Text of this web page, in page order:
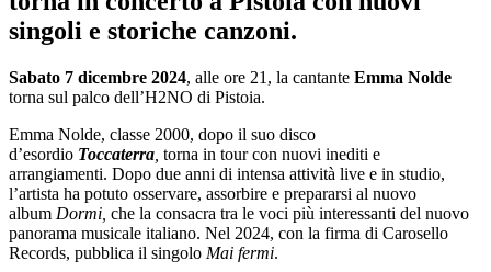
singoli e storiche canzoni.
Sabato 7 dicembre 2024, alle ore 21, la cantante Emma Nolde
torna sul palco dell’H2NO di Pistoia.
Emma Nolde, classe 2000, dopo il suo disco
d’esordio Toccaterra torna in tour con nuovi inediti e
arrangiamenti. Dopo due anni di intensa attività live e in studio,
l’artista ha potuto osservare, assorbire e prepararsi al nuovo
album Dormi, che la consacra tra le voci più interessanti del nuovo
panorama musicale italiano. Nel 2024, con la firma di Carosello
Records, pubblica il singolo Mai fermi.